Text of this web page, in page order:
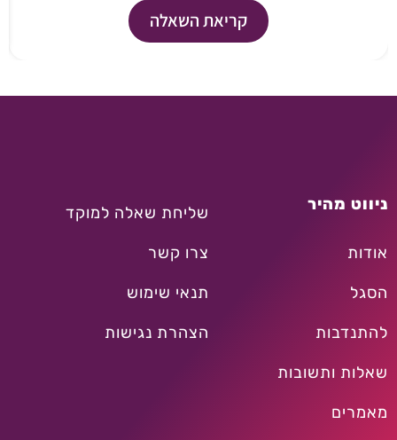
קריאת השאלה
ניווט מהיר
אודות
הסגל
להתנדבות
שאלות ותשובות
מאמרים
שליחת שאלה למוקד
צרו קשר
תנאי שימוש
הצהרת נגישות